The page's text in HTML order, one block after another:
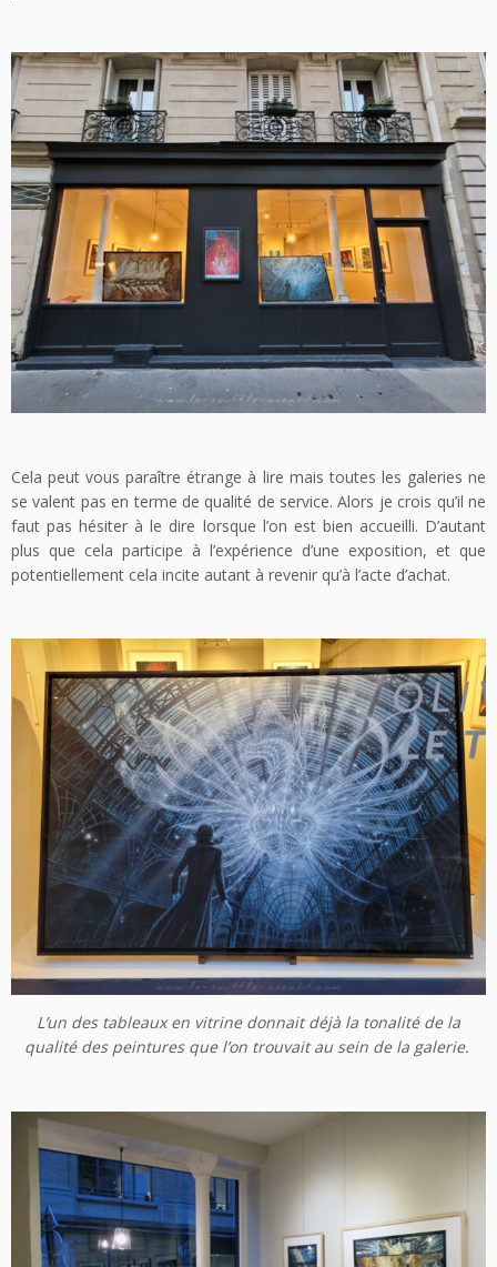
Cela peut vous paraître étrange à lire mais toutes les galeries ne
se valent pas en terme de qualité de service. Alors je crois qu’il ne
faut pas hésiter à le dire lorsque l’on est bien accueilli. D’autant
plus que cela participe à l’expérience d’une exposition, et que
potentiellement cela incite autant à revenir qu’à l’acte d’achat.
L’un des tableaux en vitrine donnait déjà la tonalité de la
qualité des peintures que l’on trouvait au sein de la galerie.